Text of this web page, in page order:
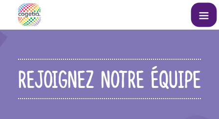
REJOIGNEZ NOTRE ÉQUIPE